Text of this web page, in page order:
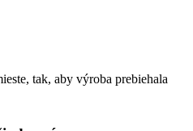
tak, aby výroba prebiehala